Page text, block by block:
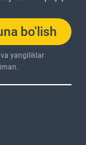
bo'lish
yangiliklar